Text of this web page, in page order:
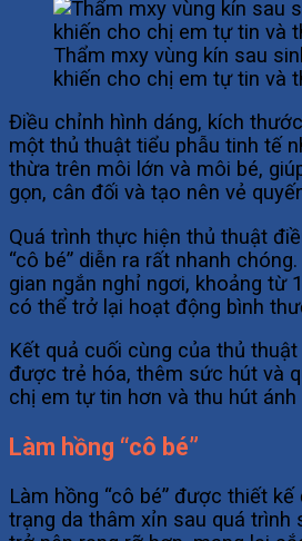
Thẩm mxy vùng kín sau
khiến cho chị em tự tin và
Điều chỉnh hình dáng, kích
một thủ thuật tiểu phẫu tinh tế
thừa trên môi lớn và môi bé,
gọn, cân đối và tạo nên vẻ
Quá trình thực hiện thủ thuật
“cô bé” diễn ra rất nhanh
gian ngắn nghỉ ngơi, khoảng từ
có thể trở lại hoạt động bình
Kết quả cuối cùng của thủ thuật
được trẻ hóa, thêm sức hút và
chị em tự tin hơn và thu hút
Làm hồng “cô bé”
Làm hồng “cô bé” được thiết
trạng da thâm xỉn sau quá trình